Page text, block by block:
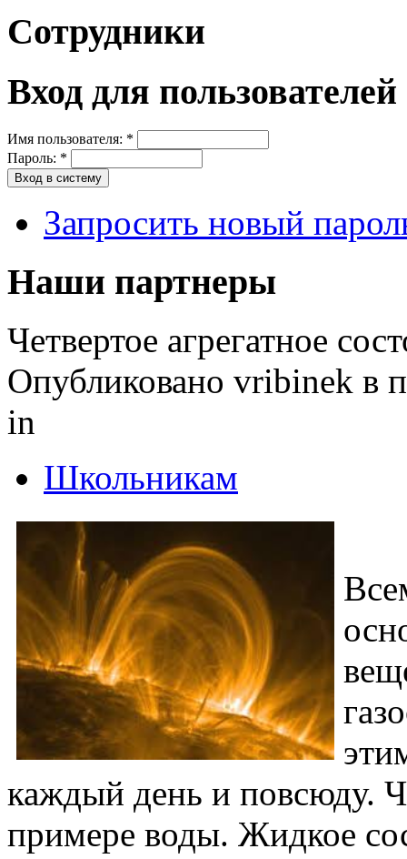
Сотрудники
Вход для пользователей
Имя пользователя: *
Пароль: *
Запросить новый
Наши партнеры
Четвертое агрегатное
Опубликовано vribinek в
in
Школьникам
каждый день и повсюду.
примере воды. Жидкое